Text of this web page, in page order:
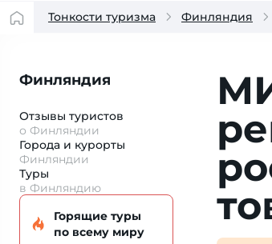
Тонкости туризма Финляндия
Финляндия
Отзывы туристов
о Финляндии
Города и курорты
Финляндии
Туры
в Финляндию
Горящие туры
по всему миру